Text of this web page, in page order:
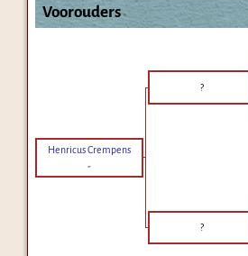
Voorouders
?
Henricus Crempens
-
?